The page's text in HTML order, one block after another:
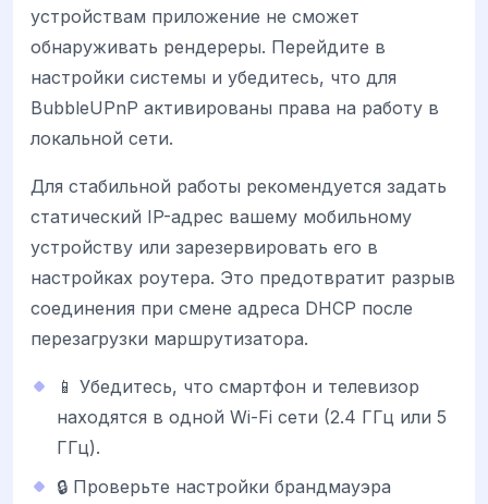
устройствам приложение не сможет
обнаруживать рендереры. Перейдите в
настройки системы и убедитесь, что для
BubbleUPnP активированы права на работу в
локальной сети.
Для стабильной работы рекомендуется задать
статический IP-адрес вашему мобильному
устройству или зарезервировать его в
настройках роутера. Это предотвратит разрыв
соединения при смене адреса DHCP после
перезагрузки маршрутизатора.
📱 Убедитесь, что смартфон и телевизор
находятся в одной Wi-Fi сети (2.4 ГГц или 5
ГГц).
🔒 Проверьте настройки брандмауэра